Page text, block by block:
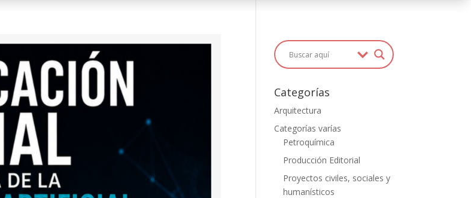
Categorías
Arquitectura
Categorías varías
Petroquímica
Producción Editorial
Proyectos civiles, sociales y
humanísticos